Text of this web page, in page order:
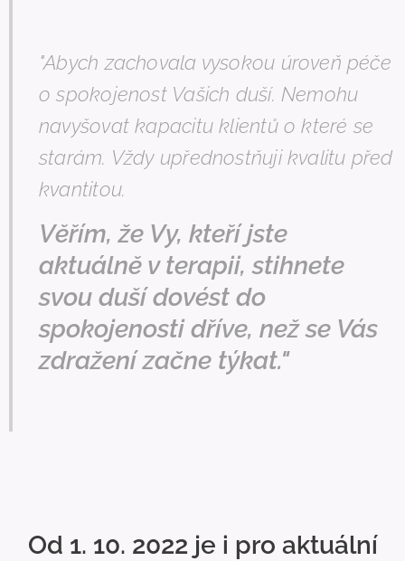
"Abych zachovala vysokou úroveň péče
o spokojenost Vašich duší. Nemohu
navyšovat kapacitu klientů o které se
starám. Vždy upřednostňuji kvalitu před
kvantitou.
Věřím, že Vy, kteří jste
aktuálně v terapii, stihnete
svou duší dovést do
spokojenosti dříve, než se Vás
zdražení začne týkat."
Od 1. 10. 2022 je i pro aktuální